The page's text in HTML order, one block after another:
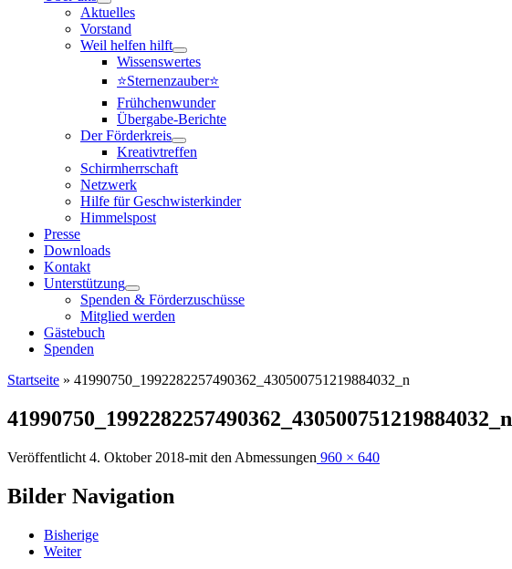
Aktuelles
Vorstand
Weil helfen hilft
Wissenswertes
⭐Sternenzauber⭐
Frühchenwunder
Übergabe-Berichte
Der Förderkreis
Kreativtreffen
Schirmherrschaft
Netzwerk
Hilfe für Geschwisterkinder
Himmelspost
Presse
Downloads
Kontakt
Unterstützung
Spenden & Förderzuschüsse
Mitglied werden
Gästebuch
Spenden
Startseite » 41990750_1992282257490362_430500751219884032_n
41990750_1992282257490362_430500751219884032_n
Veröffentlicht 4. Oktober 2018-mit den Abmessungen 960 × 640
Bilder Navigation
Bisherige
Weiter